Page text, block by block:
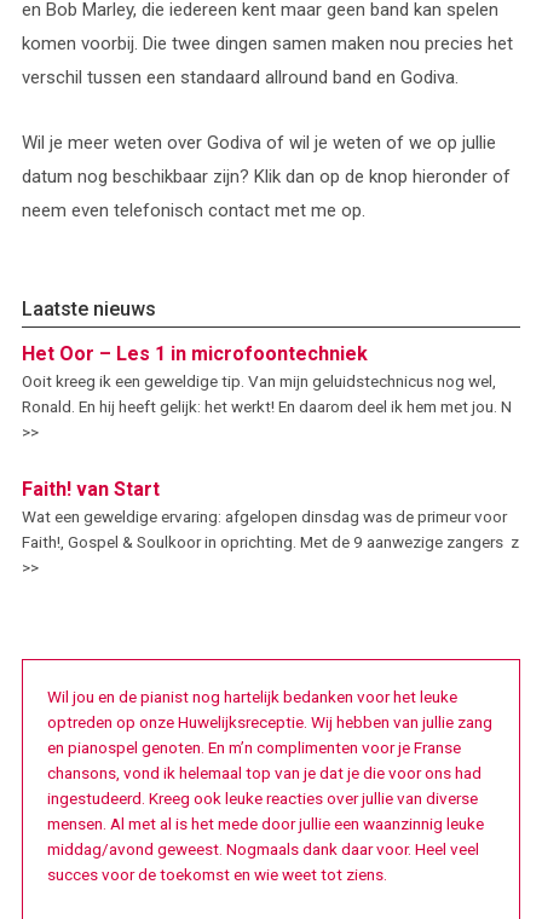
en Bob Marley, die iedereen kent maar geen band kan spelen
komen voorbij. Die twee dingen samen maken nou precies het
verschil tussen een standaard allround band en Godiva.
Wil je meer weten over Godiva of wil je weten of we op jullie
datum nog beschikbaar zijn? Klik dan op de knop hieronder of
neem even telefonisch contact met me op.
Laatste nieuws
Het Oor – Les 1 in microfoontechniek
Ooit kreeg ik een geweldige tip. Van mijn geluidstechnicus nog wel,
Ronald. En hij heeft gelijk: het werkt! En daarom deel ik hem met jou. N
>>
Faith! van Start
Wat een geweldige ervaring: afgelopen dinsdag was de primeur voor
Faith!, Gospel & Soulkoor in oprichting. Met de 9 aanwezige zangers z
>>
Wil jou en de pianist nog hartelijk bedanken voor het leuke
optreden op onzeHuwelijksreceptie. Wij hebben van jullie zang
en pianospel genoten. En m’n complimenten voor je Franse
chansons, vond ik helemaal top van je dat je die voor ons had
ingestudeerd. Kreeg ook leuke reacties over jullie van diverse
mensen. Al met al is het mede door jullie een waanzinnig leuke
middag/avond geweest. Nogmaals dank daar voor. Heel veel
succes voor de toekomst en wie weet tot ziens.